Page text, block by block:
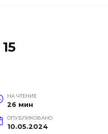
НА ЧТЕНИЕ
26 мин
ОПУБЛИКОВАНО
10.05.2024